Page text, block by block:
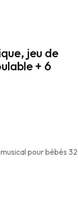
jeu de
+ 6